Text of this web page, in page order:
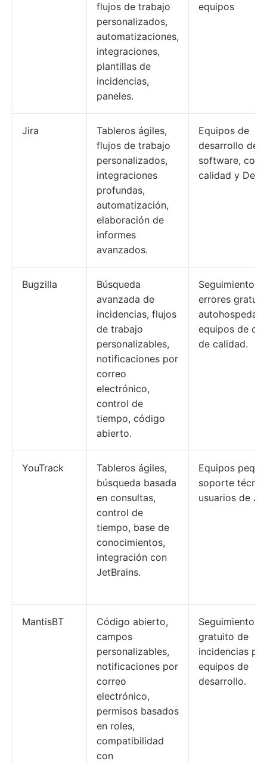
flujos de trabajo
personalizados,
automatizaciones,
integraciones,
plantillas de
incidencias,
paneles.
equipos
Jira
Tableros ágiles,
flujos de trabajo
personalizados,
integraciones
profundas,
automatización,
elaboración de
informes
avanzados.
Equipos de
desarrollo de
software,
calidad y
Bugzilla
Búsqueda
avanzada de
incidencias, flujos
de trabajo
personalizables,
notificaciones por
correo
electrónico,
control de
tiempo, código
abierto.
Seguimiento
errores
equipos de
de calidad.
YouTrack
Tableros ágiles,
búsqueda basada
en consultas,
control de
tiempo, base de
conocimientos,
integración con
JetBrains.
Equipos
soporte
usuarios de
MantisBT
Código abierto,
campos
personalizables,
notificaciones por
correo
electrónico,
permisos basados
en roles,
compatibilidad
con
Seguimiento
gratuito de
incidencias
equipos de
desarrollo.